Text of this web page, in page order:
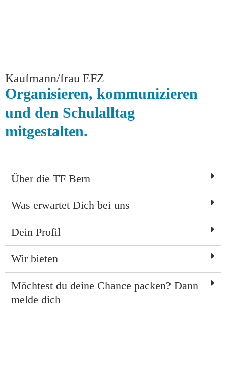
Kaufmann/frau EFZ
Organisieren, kommunizieren
und den Schulalltag
mitgestalten.
Über die TF Bern
Was erwartet Dich bei uns
Dein Profil
Wir bieten
Möchtest du deine Chance packen? Dann
melde dich